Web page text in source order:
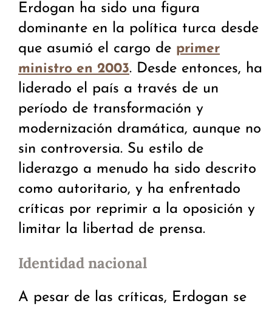
Erdogan ha sido una figura
dominante en la política turca desde
que asumió el cargo de primer
ministro en 2003. Desde entonces, ha
liderado el país a través de un
período de transformación y
modernización dramática, aunque no
sin controversia. Su estilo de
liderazgo a menudo ha sido descrito
como autoritario, y ha enfrentado
críticas por reprimir a la oposición y
limitar la libertad de prensa.
Identidad nacional
A pesar de las críticas, Erdogan se